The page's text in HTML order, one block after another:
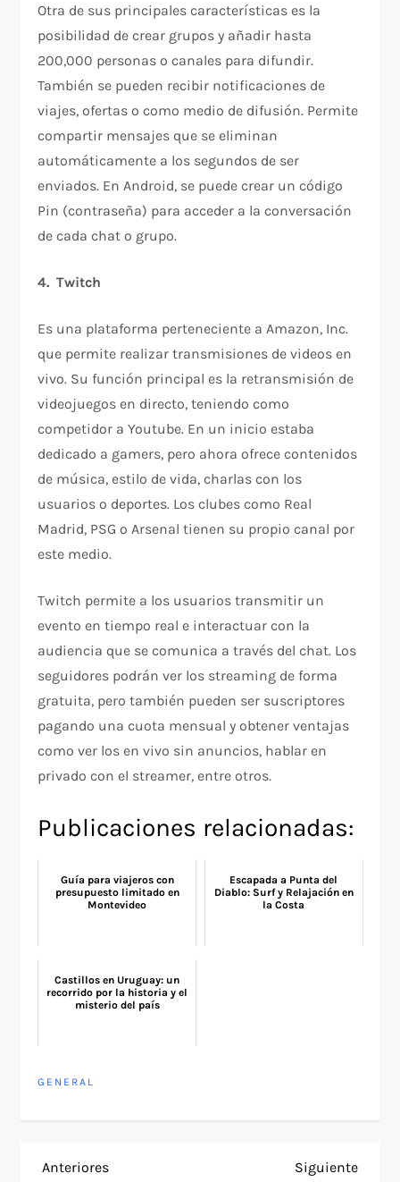
Otra de sus principales características es la
posibilidad de crear grupos y añadir hasta
200,000 personas o canales para difundir.
También se pueden recibir notificaciones de
viajes, ofertas o como medio de difusión. Permite
compartir mensajes que se eliminan
automáticamente a los segundos de ser
enviados. En Android, se puede crear un código
Pin (contraseña) para acceder a la conversación
de cada chat o grupo.
4. Twitch
Es una plataforma perteneciente a Amazon, Inc.
que permite realizar transmisiones de videos en
vivo. Su función principal es la retransmisión de
videojuegos en directo, teniendo como
competidor a Youtube. En un inicio estaba
dedicado a gamers, pero ahora ofrece contenidos
de música, estilo de vida, charlas con los
usuarios o deportes. Los clubes como Real
Madrid, PSG o Arsenal tienen su propio canal por
este medio.
Twitch permite a los usuarios transmitir un
evento en tiempo real e interactuar con la
audiencia que se comunica a través del chat. Los
seguidores podrán ver los streaming de forma
gratuita, pero también pueden ser suscriptores
pagando una cuota mensual y obtener ventajas
como ver los en vivo sin anuncios, hablar en
privado con el streamer, entre otros.
Publicaciones relacionadas:
Guía para viajeros con
presupuesto limitado en
Montevideo
Escapada a Punta del
Diablo: Surf y Relajación en
la Costa
Castillos en Uruguay: un
recorrido por la historia y el
misterio del país
GENERAL
N
Entrada
Anteriores Siguiente